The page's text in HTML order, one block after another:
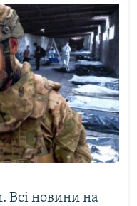
Всі новини на